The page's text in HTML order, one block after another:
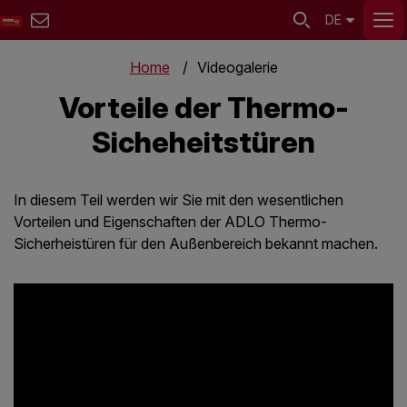
DE
Home Videogalerie
Vorteile der Thermo-
Sicheheitstüren
In diesem Teil werden wir Sie mit den wesentlichen
Vorteilen und Eigenschaften der ADLO Thermo-
Sicherheistüren für den Außenbereich bekannt machen.